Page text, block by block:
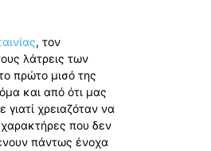
, τον
λάτρεις των
πρώτο μισό της
και από ότι μας
γιατί χρειαζόταν να
που δεν
πάντως ένοχα